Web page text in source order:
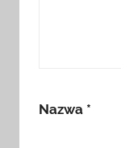
Nazwa *